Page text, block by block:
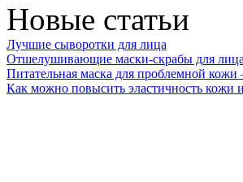
Новые статьи
Лучшие сыворотки для лица
Отшелушивающие маски-скрабы для
Питательная маска для проблемной кожи
Как можно повысить эластичность кожи